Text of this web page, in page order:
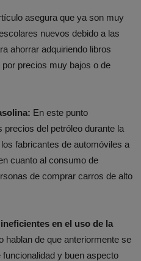
asegura que ya son muy
nuevos debido a las
ahorrar adquiriendo libros
precios muy bajos o de
En este punto
del petróleo durante la
fabricantes de automóviles a
cuanto al consumo de
de comprar carros de alto
en el uso de la
hablan de que anteriormente se
y buen aspecto